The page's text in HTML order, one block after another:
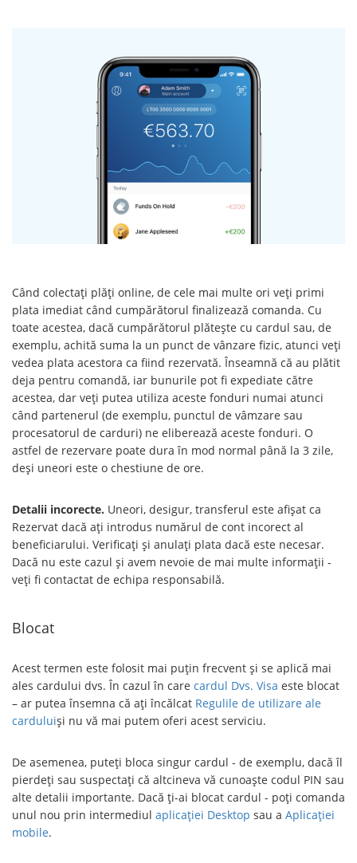
Când colectați plăți online, de cele mai multe ori veți primi
plata imediat când cumpărătorul finalizează comanda. Cu
toate acestea, dacă cumpărătorul plătește cu cardul sau, de
exemplu, achită suma la un punct de vânzare fizic, atunci veți
vedea plata acestora ca fiind rezervată. Înseamnă că au plătit
deja pentru comandă, iar bunurile pot fi expediate către
acestea, dar veți putea utiliza aceste fonduri numai atunci
când partenerul (de exemplu, punctul de vâmzare sau
procesatorul de carduri) ne eliberează aceste fonduri. O
astfel de rezervare poate dura în mod normal până la 3 zile,
deși uneori este o chestiune de ore.
Detalii incorecte. Uneori, desigur, transferul este afișat ca
Rezervat dacă ați introdus numărul de cont incorect al
beneficiarului. Verificați și anulați plata dacă este necesar.
Dacă nu este cazul și avem nevoie de mai multe informații -
veți fi contactat de echipa responsabilă.
Blocat
Acest termen este folosit mai puțin frecvent și se aplică mai
ales cardului dvs. În cazul în care cardul Dvs. Visa este blocat
– ar putea însemna că ați încălcat Regulile de utilizare ale
carduluiși nu vă mai putem oferi acest serviciu.
De asemenea, puteți bloca singur cardul - de exemplu, dacă îl
pierdeți sau suspectați că altcineva vă cunoaște codul PIN sau
alte detalii importante. Dacă ți-ai blocat cardul - poți comanda
unul nou prin intermediul aplicației Desktop sau a Aplicației
mobile.